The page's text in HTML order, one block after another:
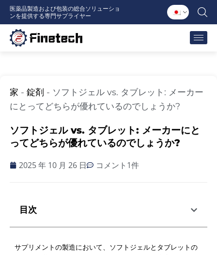
医薬品製造および包装の総合ソリューショ
ンを提供する専門サプライヤー
家 - 錠剤 - ソフトジェル vs. タブレット: メーカー
にとってどちらが優れているのでしょうか?
ソフトジェル vs. タブレット: メーカーにと
ってどちらが優れているのでしょうか?
2025 年 10 月 26 日 コメント1件
目次
サプリメントの製造において、ソフトジェルとタブレットの